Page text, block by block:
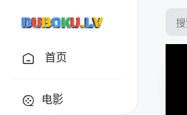
首页
电影